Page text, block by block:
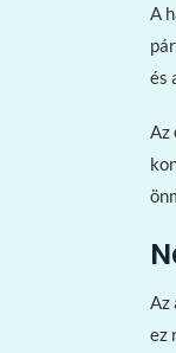
A
és
Az
Az
ez